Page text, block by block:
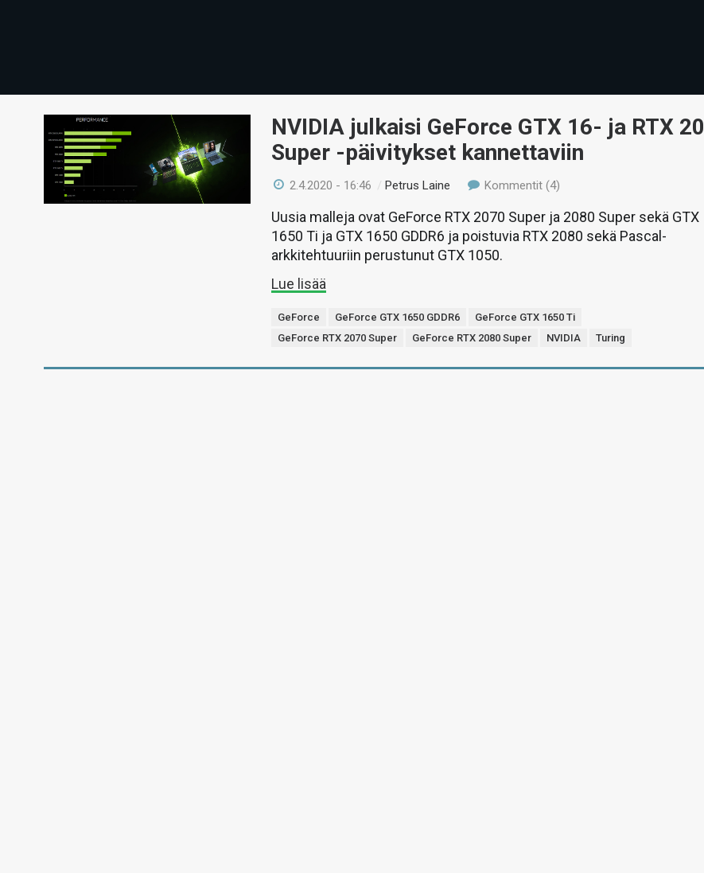
NVIDIA julkaisi GeForce GTX 16- ja RTX 20
Super -päivitykset kannettaviin
2.4.2020 - 16:46 /Petrus Laine Kommentit (4)
Uusia malleja ovat GeForce RTX 2070 Super ja 2080 Super sekä GTX
1650 Ti ja GTX 1650 GDDR6 ja poistuvia RTX 2080 sekä Pascal-
arkkitehtuuriin perustunut GTX 1050.
Lue lisää
GeForce GeForce GTX 1650 GDDR6
GeForce GTX 1650 Ti
GeForce RTX 2070 Super
GeForce RTX 2080 Super NVIDIA Turing